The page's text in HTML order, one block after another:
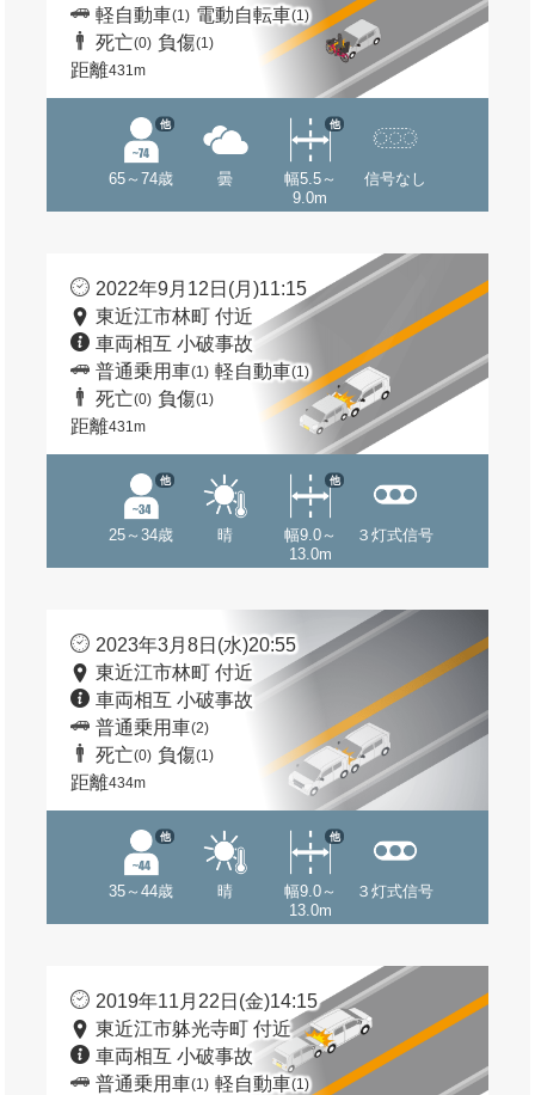
軽自動車(1) 電動自転車(1)
死亡(0) 負傷(1)
距離431m
65～74歳
他
曇
幅5.5～
9.0m
他
信号なし
2022年9月12日(月)11:15
東近江市林町 付近
車両相互 小破事故
普通乗用車(1) 軽自動車(1)
死亡(0) 負傷(1)
距離431m
25～34歳
他
晴
幅9.0～
13.0m
他
３灯式信号
2023年3月8日(水)20:55
東近江市林町 付近
車両相互 小破事故
普通乗用車(2)
死亡(0) 負傷(1)
距離434m
35～44歳
他
晴
幅9.0～
13.0m
他
３灯式信号
2019年11月22日(金)14:15
東近江市躰光寺町 付近
車両相互 小破事故
普通乗用車(1) 軽自動車(1)